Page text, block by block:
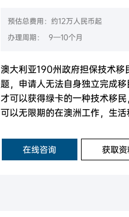
新西兰主动投资者签证
预估总费用：约12万人民币起
办理周期： 9—10个月
澳大利亚190州政府担保技术移
题，申请人无法自身独立完成
才可以获得绿卡的一种技术移
可以无限期的在澳洲工作，生
作经验)
在线咨询 获取